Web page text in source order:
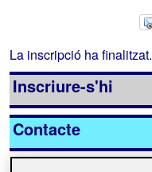
La inscripció ha finalitzat.
Inscriure-s'hi
Contacte